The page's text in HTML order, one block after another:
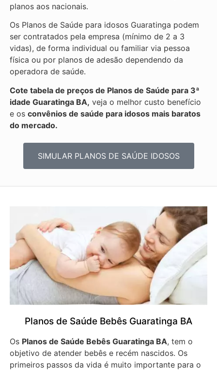
planos aos nacionais.
Os Planos de Saúde para idosos Guaratinga podem
ser contratados pela empresa (mínimo de 2 a 3
vidas), de forma individual ou familiar via pessoa
física ou por planos de adesão dependendo da
operadora de saúde.
Cote tabela de preços de Planos de Saúde para 3ª
idade Guaratinga BA, veja o melhor custo benefício
e os convênios de saúde para idosos mais baratos
do mercado.
SIMULAR PLANOS DE SAÚDE IDOSOS
Planos de Saúde Bebês Guaratinga BA
Os Planos de Saúde Bebês Guaratinga BA, tem o
objetivo de atender bebês e recém nascidos. Os
primeiros passos da vida é muito importante para o